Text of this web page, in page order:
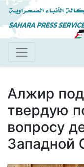
Алжир
твердую
вопросу
Западной